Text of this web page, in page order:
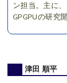
ン担当。主に
GPGPUの研究
津田 順平